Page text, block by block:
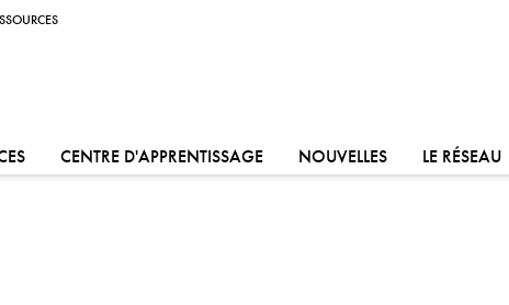
ALLER À:CENTRE D'APPRENTISSAGEALLER À:NOUVELLESALLER À:LE RÉSEAU